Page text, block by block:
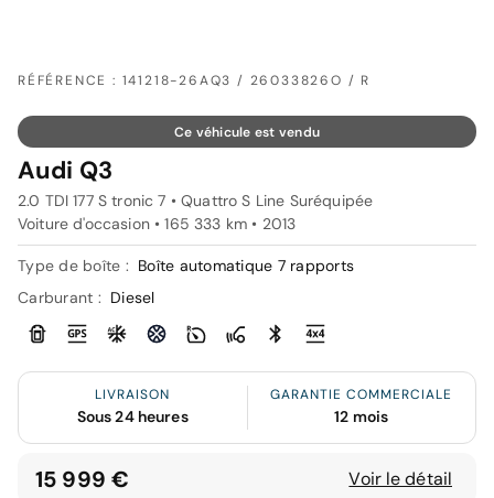
RÉFÉRENCE : 141218-26AQ3 / 26033826O / R
Ce véhicule est vendu
Audi Q3
2.0 TDI 177 S tronic 7 • Quattro S Line Suréquipée
Voiture d'occasion • 165 333 km • 2013
Type de boîte : Boîte automatique 7 rapports
Carburant : Diesel
LIVRAISON
Sous 24 heures
GARANTIE COMMERCIALE
12 mois
15 999 € Voir le détail